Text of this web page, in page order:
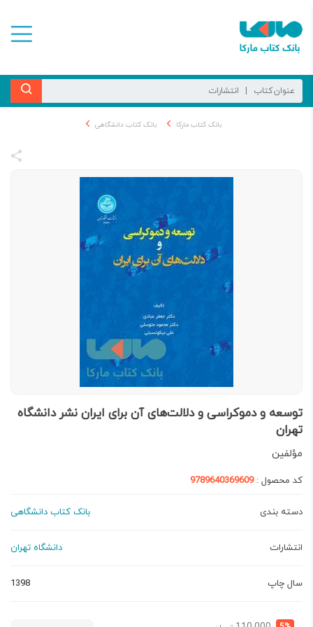
بانک کتاب مارکا بانک کتاب دانشگاهی
توسعه و دموکراسی و دلالت‌های آن برای ایران نشر دانشگاه
تهران
مؤلفین
کد محصول :9789640369609
دسته بندی بانک کتاب دانشگاهی
انتشارات دانشگاه تهران
سال چاپ 1398